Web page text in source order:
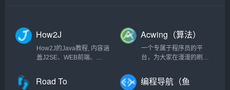
How2J
How2J的Java教程, 内容涵
盖J2SE、WEB前端、
和视频讲解的学习方式为
Acwing（算法）
一个专属于程序员的平
台，为大家在漫漫的刷题
答
Road To
编程导航（鱼